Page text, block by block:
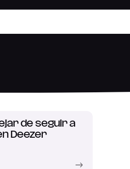
de seguir a
Deezer